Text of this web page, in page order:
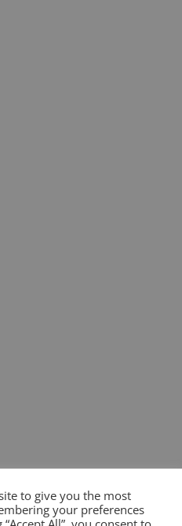
to give you the most
your preferences